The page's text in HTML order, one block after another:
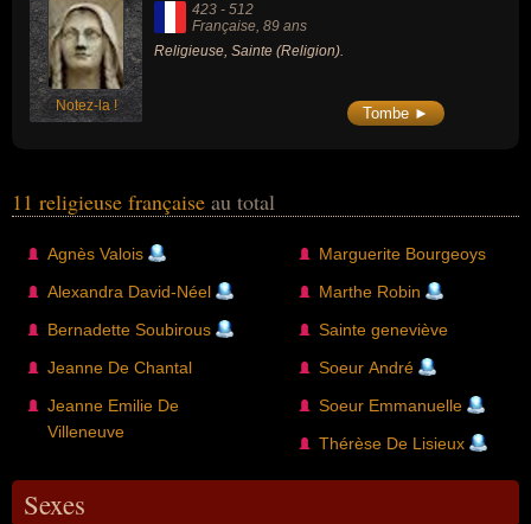
Notez-la !
423 - 512
Française, 89 ans
Religieuse, Sainte (Religion).
Tombe ►
11 religieuse française au total
Agnès Valois
Alexandra David-Néel
Bernadette Soubirous
Jeanne De Chantal
Jeanne Emilie De
Villeneuve
Marguerite Bourgeoys
Marthe Robin
Sainte geneviève
Soeur André
Soeur Emmanuelle
Thérèse De Lisieux
Sexes